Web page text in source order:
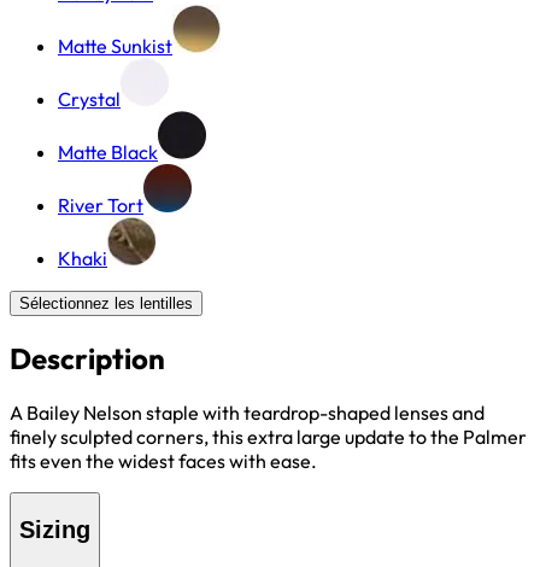
Matte Sunkist
Crystal
Matte Black
River Tort
Khaki
Sélectionnez les lentilles
Description
A Bailey Nelson staple with teardrop-shaped lenses and
finely sculpted corners, this extra large update to the Palmer
fits even the widest faces with ease.
Sizing